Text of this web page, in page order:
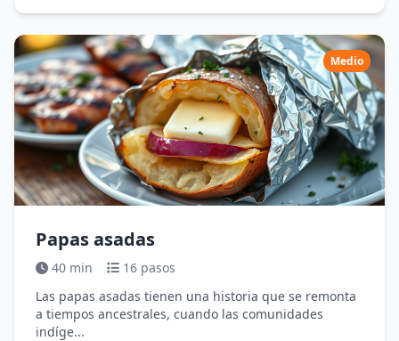
Medio
Papas asadas
40 min
16 pasos
Las papas asadas tienen una historia que se remonta
a tiempos ancestrales, cuando las comunidades
indíge...